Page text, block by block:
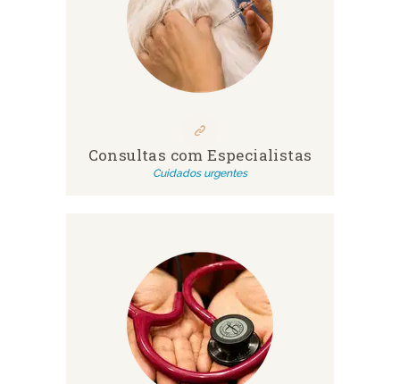
Consultas com Especialistas
Cuidados urgentes